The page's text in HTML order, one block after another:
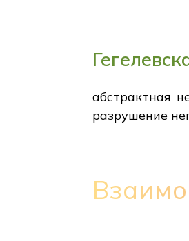
абстрактная
разрушение